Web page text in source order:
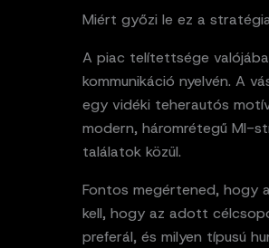
Miért győzi le ez a
A piac telítettsége
kommunikáció nyelvén. A
egy vidéki teherautós
modern, háromrétegű MI-
találatok közül.
Fontos megértened, hogy
kell, hogy az adott
preferál, és milyen típusú